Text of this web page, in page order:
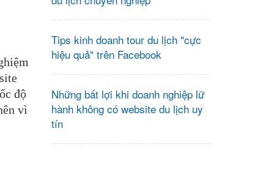
độ
vì
Tips kinh doanh tour du lịch "cực
hiệu quả" trên Facebook
Những bất lợi khi doanh nghiệp lữ
hành không có website du lịch uy
tín